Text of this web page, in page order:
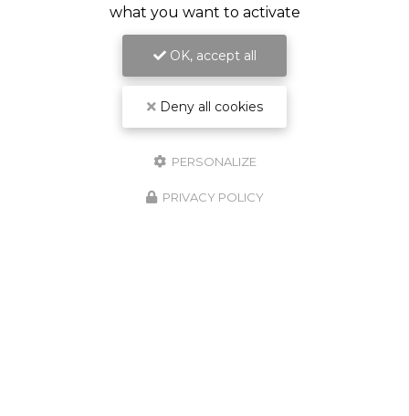
what you want to activate
OK, accept all
Deny all cookies
PERSONALIZE
PRIVACY POLICY